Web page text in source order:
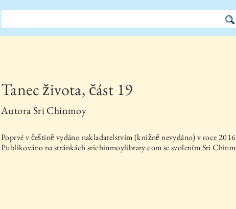
Tanec života, část 19
AutoraSri Chinmoy
Poprvé v češtině vydáno nakladatelstvím(knižně nevydáno)v roce2016
Publikováno na stránkách srichinmoylibrary.com se svolením Sri